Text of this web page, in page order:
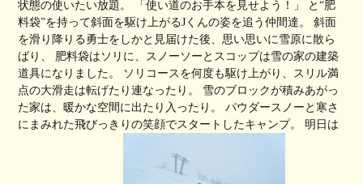
状態の使いたい放題。 「使い道のお手本を見せよう！」 と“肥
料袋”を持って斜面を駆け上がるJくんの姿を追う仲間達。 斜面
を滑り降りる勇士をしかと見届けた後、思い思いに雪原に散ら
ばり、 肥料袋はソリに、スノーソーとスコップは雪の家の建築
道具になりました。 ソリコースを何度も駆け上がり、スリル満
点の大滑走は転げたり連なったり。 雪のブロックが積みあがっ
た家は、暖かな空間に出たり入ったり。 パウダースノーと寒さ
にまみれた飛びっきりの笑顔でスタートしたキャンプ。 明日は